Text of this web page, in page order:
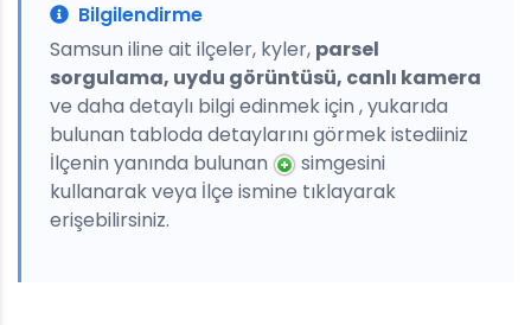
Bilgilendirme
Samsun iline ait ilçeler, kyler, parsel
sorgulama, uydu görüntüsü, canlı kamera
ve daha detaylı bilgi edinmek için , yukarıda
bulunan tabloda detaylarını görmek istediiniz
İlçenin yanında bulunan
simgesini
kullanarak veya İlçe ismine tıklayarak
erişebilirsiniz.